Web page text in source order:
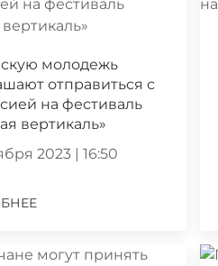
молодежь
отправиться с
на фестиваль
вертикаль»
2023 | 16:50